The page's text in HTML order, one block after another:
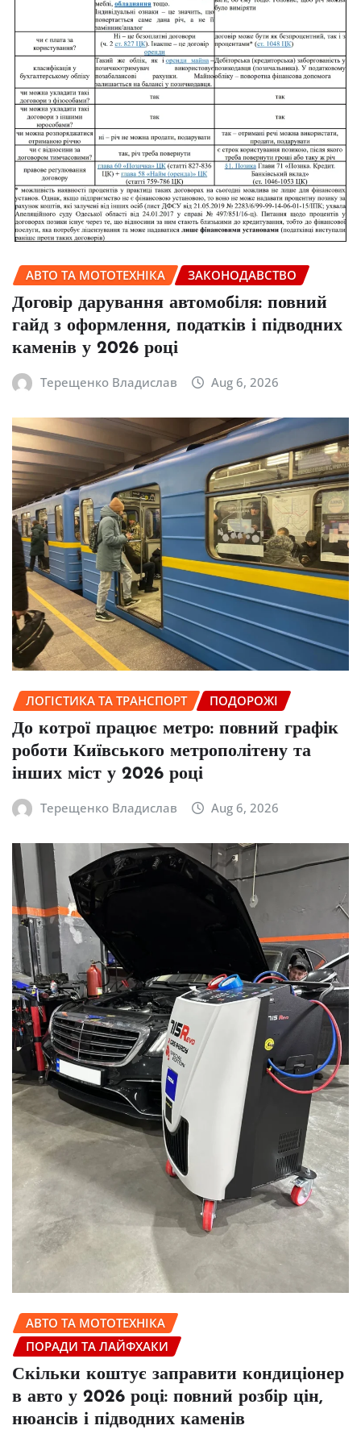
АВТО ТА МОТОТЕХНІКА ЗАКОНОДАВСТВО
Договір дарування автомобіля: повний
гайд з оформлення, податків і підводних
каменів у 2026 році
Терещенко Владислав Aug 6, 2026
ЛОГІСТИКА ТА ТРАНСПОРТ ПОДОРОЖІ
До котрої працює метро: повний графік
роботи Київського метрополітену та
інших міст у 2026 році
Терещенко Владислав Aug 6, 2026
АВТО ТА МОТОТЕХНІКА
ПОРАДИ ТА ЛАЙФХАКИ
Скільки коштує заправити кондиціонер
в авто у 2026 році: повний розбір цін,
нюансів і підводних каменів